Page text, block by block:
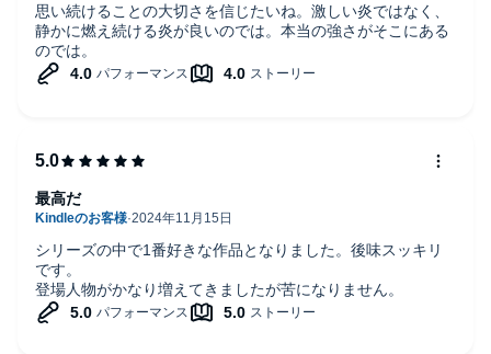
思い続けることの大切さを信じたいね。激しい炎ではなく、
静かに燃え続ける炎が良いのでは。本当の強さがそこにある
のでは。
シリーズの中で1番好きな作品となりました。後味スッキリ
です。
登場人物がかなり増えてきましたが苦になりません。
最高だ